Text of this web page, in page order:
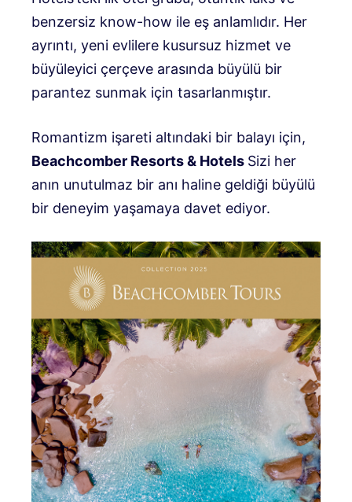
benzersiz know-how ile eş anlamlıdır. Her
ayrıntı, yeni evlilere kusursuz hizmet ve
büyüleyici çerçeve arasında büyülü bir
parantez sunmak için tasarlanmıştır.
Romantizm işareti altındaki bir balayı için,
Beachcomber Resorts & Hotels Sizi her
anın unutulmaz bir anı haline geldiği büyülü
bir deneyim yaşamaya davet ediyor.